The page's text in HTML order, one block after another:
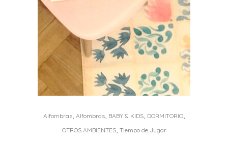
en
la
página
de
producto
Este
producto
Alfombras, Alfombras, BABY & KIDS, DORMITORIO,
OTROS AMBIENTES, Tiempo de Jugar